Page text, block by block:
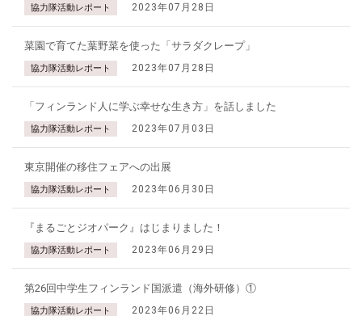
協力隊活動レポート 2023年07月28日
菜園で育てた葉野菜を使った「サラダクレープ」
協力隊活動レポート 2023年07月28日
「フィンランド人に学ぶ幸せな生き方」を話しました
協力隊活動レポート 2023年07月03日
東京開催の移住フェアへの出展
協力隊活動レポート 2023年06月30日
『まるごとジオパーク』はじまりました！
協力隊活動レポート 2023年06月29日
第26回中学生フィンランド国派遣（海外研修）①
協力隊活動レポート 2023年06月22日